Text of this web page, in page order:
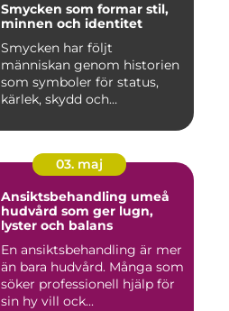
Smycken som formar stil,
minnen och identitet
Smycken har följt
människan genom historien
som symboler för status,
kärlek, skydd och
03. maj
Ansiktsbehandling umeå
hudvård som ger lugn,
lyster och balans
En ansiktsbehandling är mer
än bara hudvård. Många som
söker professionell hjälp för
sin hy vill ock...